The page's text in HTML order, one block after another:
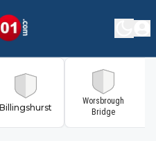
Billingshurst
Worsbrough
Bridge